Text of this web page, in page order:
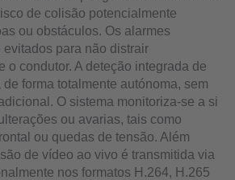
de colisão potencialmente
ou obstáculos. Os alarmes
para não distrair
o condutor. A deteção integrada de
forma totalmente autónoma, sem
O sistema monitoriza-se a si
ou avarias, tais como
ou quedas de tensão. Além
de vídeo ao vivo é transmitida via
nos formatos H.264, H.265